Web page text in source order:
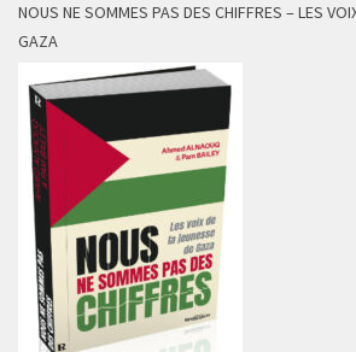
NOUS NE SOMMES PAS DES CHIFFRES – LES
GAZA